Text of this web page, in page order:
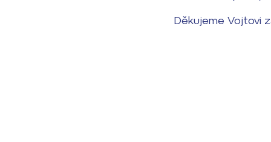
Děkujeme Vojtovi